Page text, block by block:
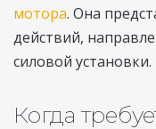
мотора. Она
действий,
силовой установки.
Когда